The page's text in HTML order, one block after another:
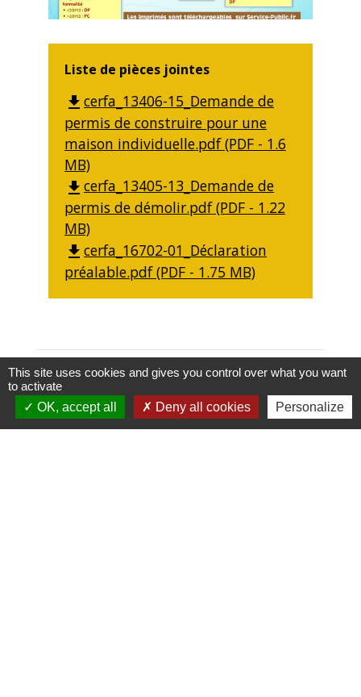
Liste de pièces jointes
file_download cerfa_13406-15_Demande de
permis de construire pour une
maison individuelle.pdf (PDF - 1.6
MB)
file_download cerfa_13405-13_Demande de
permis de démolir.pdf (PDF - 1.22
MB)
file_download cerfa_16702-01_Déclaration
préalable.pdf (PDF - 1.75 MB)
This site uses cookies and gives you control over what you want
to activate
OK, accept all
Deny all cookies Personalize